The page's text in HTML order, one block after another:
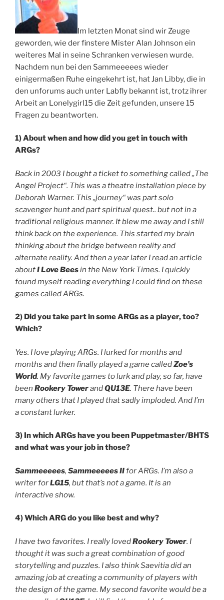
Im letzten Monat sind wir Zeuge
geworden, wie der finstere Mister Alan Johnson ein
weiteres Mal in seine Schranken verwiesen wurde.
Nachdem nun bei den Sammeeeees wieder
einigermaßen Ruhe eingekehrt ist, hat Jan Libby, die in
den unforums auch unter Labfly bekannt ist, trotz ihrer
Arbeit an Lonelygirl15 die Zeit gefunden, unsere 15
Fragen zu beantworten.
1) About when and how did you get in touch with
ARGs?
Back in 2003 I bought a ticket to something called „The
Angel Project“. This was a theatre installation piece by
Deborah Warner. This „journey“ was part solo
scavenger hunt and part spiritual quest.. but not in a
traditional religious manner. It blew me away and I still
think back on the experience. This started my brain
thinking about the bridge between reality and
alternate reality. And then a year later I read an article
aboutI Love Beesin the New York Times. I quickly
found myself reading everything I could find on these
games called ARGs.
2) Did you take part in some ARGs as a player, too?
Which?
Yes. I love playing ARGs. I lurked for months and
months and then finally played a game calledZoe’s
World. My favorite games to lurk and play, so far, have
been Rookery TowerandQU13E. There have been
many others that I played that sadly imploded. And I’m
a constant lurker.
3) In which ARGs have you been Puppetmaster/BHTS
and what was your job in those?
Sammeeeees, Sammeeeees IIfor ARGs. I’m also a
writer forLG15, but that’s not a game. It is an
interactive show.
4) Which ARG do you like best and why?
I have two favorites. I really lovedRookery Tower. I
thought it was such a great combination of good
storytelling and puzzles. I also think Saevitia did an
amazing job at creating a community of players with
the design of the game. My second favorite would be a